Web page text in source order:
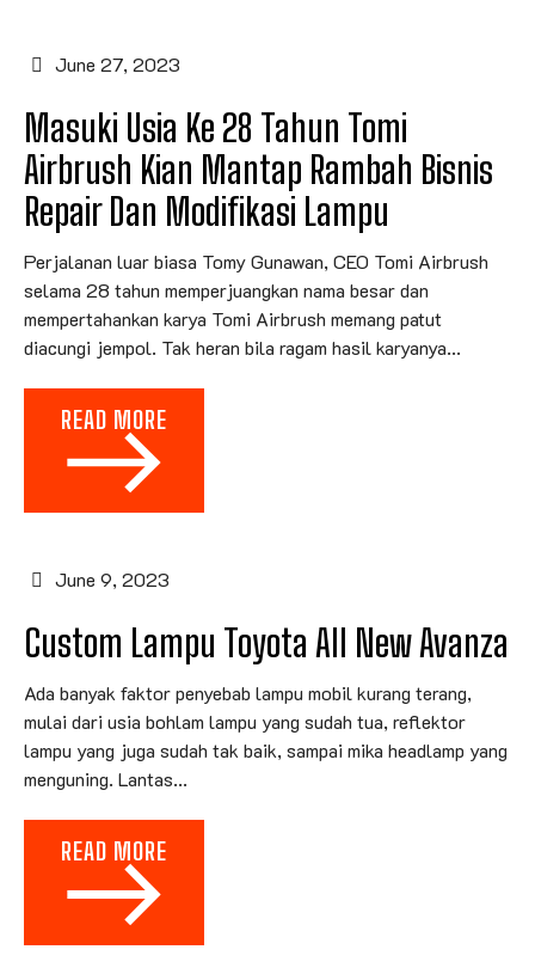
June 27, 2023
Masuki Usia Ke 28 Tahun Tomi
Airbrush Kian Mantap Rambah Bisnis
Repair Dan Modifikasi Lampu
Perjalanan luar biasa Tomy Gunawan, CEO Tomi Airbrush
selama 28 tahun memperjuangkan nama besar dan
mempertahankan karya Tomi Airbrush memang patut
diacungi jempol. Tak heran bila ragam hasil karyanya...
READ MORE
June 9, 2023
Custom Lampu Toyota All New Avanza
Ada banyak faktor penyebab lampu mobil kurang terang,
mulai dari usia bohlam lampu yang sudah tua, reflektor
lampu yang juga sudah tak baik, sampai mika headlamp yang
menguning. Lantas...
READ MORE